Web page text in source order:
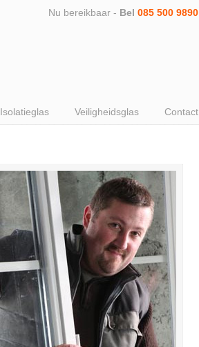
Nu bereikbaar - Bel 085 500 9890
Isolatieglas Veiligheidsglas Contact